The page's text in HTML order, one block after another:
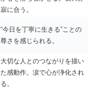
寂に合う。
“今日を丁寧に生きる”ことの
尊さを感じられる。
大切な人とのつながりを描い
た感動作。涙で心が浄化され
る。